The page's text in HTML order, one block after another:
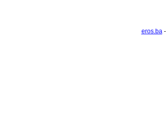
eros.ba-